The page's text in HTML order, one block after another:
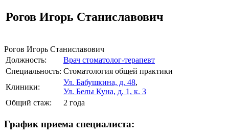
звонок
Рогов Игорь Станиславович
Рогов Игорь Станиславович
Должность:
Врач стоматолог-терапевт
Специальность: Стоматология общей практики
Клиники:
Ул. Бабушкина, д. 48,
Ул. Белы Куна, д. 1, к. 3
Общий стаж:
2 года
График приема специалиста: